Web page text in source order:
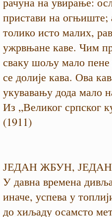
пристави на огњиште;
толико исто малих,
ужрвњане каве. Чим
сваку шољу мало
се долије кава. Ова
укувавању дода мало
Из „Великог српског
(1911)
ЈЕДАН ЖБУН,
У давна времена
иначе, успева у
до хиљаду осамсто